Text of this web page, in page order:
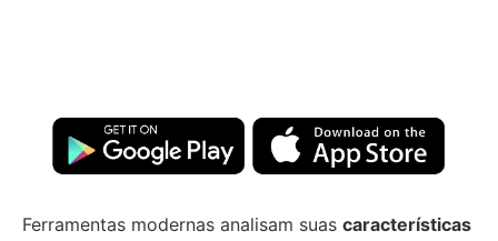
Ferramentas modernas analisam suas características